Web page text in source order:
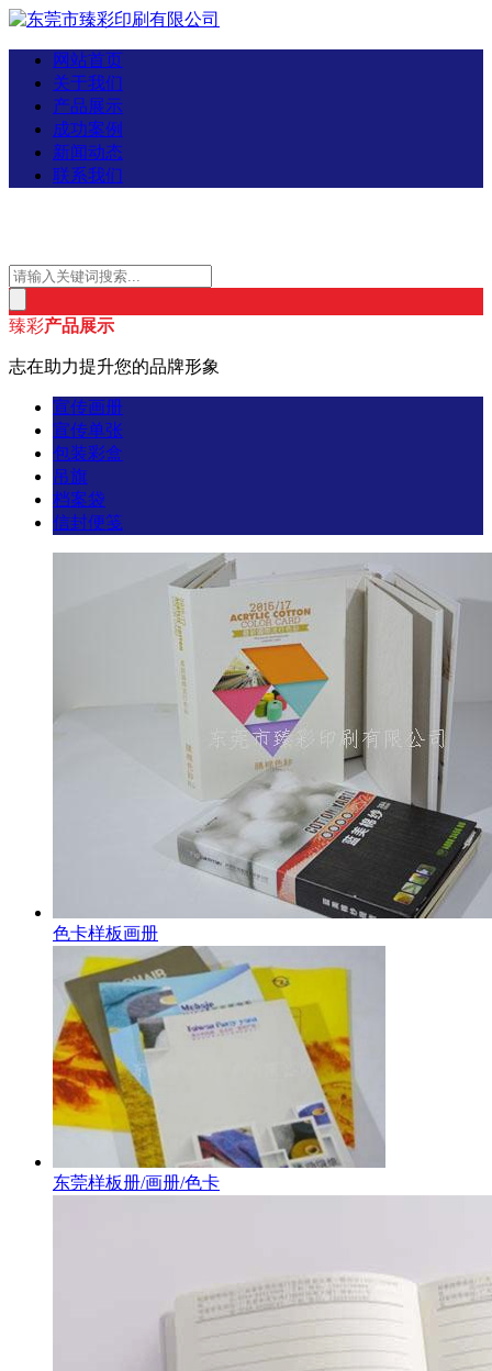
网站首页
关于我们
产品展示
成功案例
新闻动态
联系我们
臻彩产品展示
志在助力提升您的品牌形象
宣传画册
宣传单张
包装彩盒
吊旗
档案袋
信封便笺
色卡样板画册
东莞样板册/画册/色卡